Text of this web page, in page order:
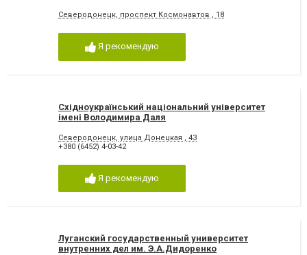
Северодонецк, проспект Космонавтов , 18
Я рекомендую
Східноукраїнський національний університет
імені Володимира Даля
Северодонецк, улица Донецкая , 43
+380 (6452) 4-03-42
Я рекомендую
Луганский государственный университет
внутренних дел им. Э.А.Дидоренко